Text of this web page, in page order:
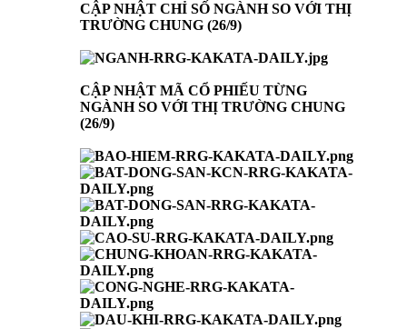
CẬP NHẬT CHỈ SỐ NGÀNH SO VỚI THỊ
TRƯỜNG CHUNG (26/9)
CẬP NHẬT MÃ CỔ PHIẾU TỪNG
NGÀNH SO VỚI THỊ TRƯỜNG CHUNG
(26/9)